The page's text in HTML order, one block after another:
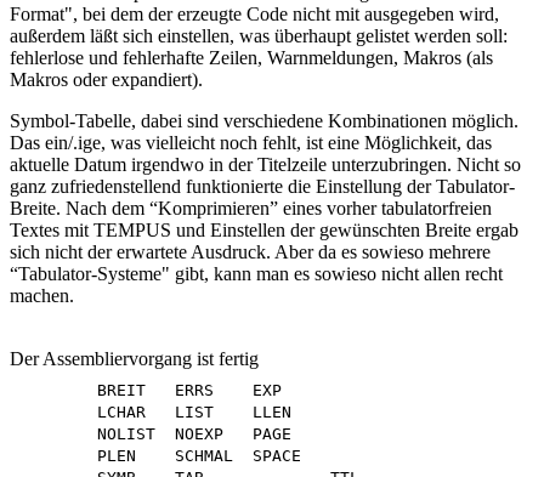
Format", bei dem der erzeugte Code nicht mit ausgegeben wird,
außerdem läßt sich einstellen, was überhaupt gelistet werden soll:
fehlerlose und fehlerhafte Zeilen, Warnmeldungen, Makros (als
Makros oder expandiert).
Symbol-Tabelle, dabei sind verschiedene Kombinationen möglich.
Das ein/.ige, was vielleicht noch fehlt, ist eine Möglichkeit, das
aktuelle Datum irgendwo in der Titelzeile unterzubringen. Nicht so
ganz zufriedenstellend funktionierte die Einstellung der Tabulator-
Breite. Nach dem “Komprimieren” eines vorher tabulatorfreien
Textes mit TEMPUS und Einstellen der gewünschten Breite ergab
sich nicht der erwartete Ausdruck. Aber da es sowieso mehrere
“Tabulator-Systeme" gibt, kann man es sowieso nicht allen recht
machen.
Der Assembliervorgang ist fertig